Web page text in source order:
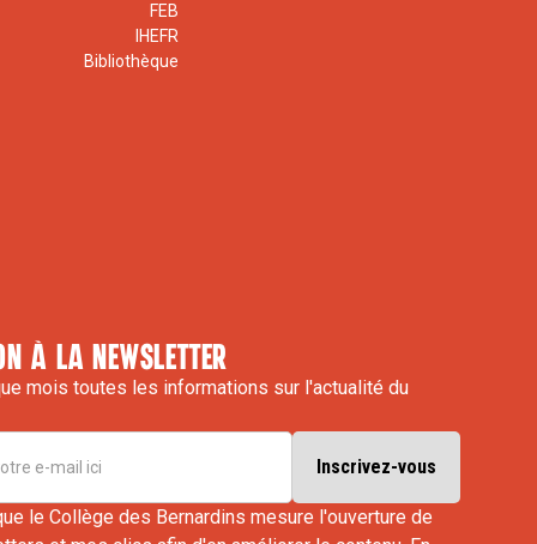
FEB
IHEFR
Bibliothèque
à la newsletter
mois toutes les informations sur l'actualité du
le Collège des Bernardins mesure l'ouverture de